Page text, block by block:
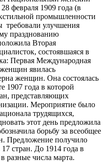
февраля 1909 года (в
промышленности
улучшения
празднованию
Вторая
состоявшаяся в
Первая Международная
явилась
женщин. Она состоялась
1907 года в которой
представляющих
Мероприятие было
трудящихся,
этот день предложила
борьбу за всеобщее
Предложение получило
стран. До 1914 года в
разные числа марта.